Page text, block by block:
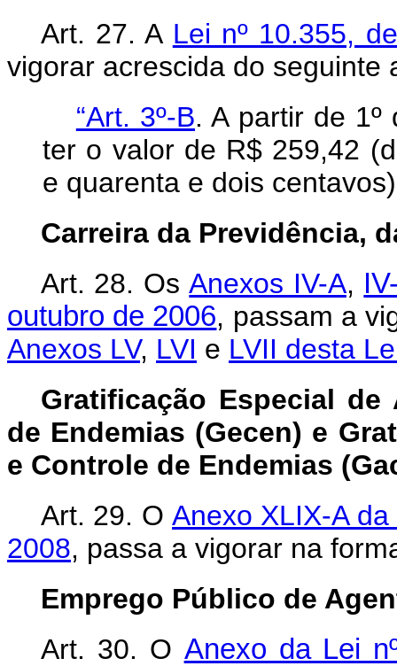
Art. 27. A Lei nº 10.355,
vigorar acrescida do seguinte
“Art. 3º-B. A partir de
ter o valor de R$ 259,42
e quarenta e dois
Carreira da Previdência,
Art. 28. OsAnexos IV-A,
outubro de 2006, passam a
Anexos LV, LVI e LVII desta
Gratificação Especial
de Endemias (Gecen) e
e Controle de Endemias
Art. 29. O Anexo XLIX-A
2008, passa a vigorar na
Emprego Público de
Art. 30. O Anexo da Lei